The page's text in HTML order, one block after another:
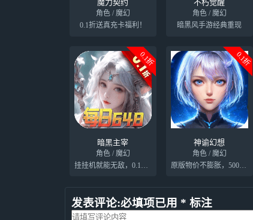
魔力契约
角色 / 魔幻
0.1折送真充卡福利！
不朽觉醒
角色 / 魔幻
暗黑风手游经典重现
0.1折
暗黑主宰
角色 / 魔幻
0.1折
神谕幻想
角色 / 魔幻
发表评论:必填项已用 * 标注